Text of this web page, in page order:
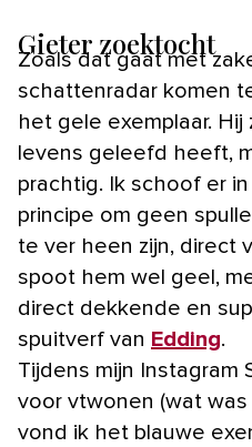
Gieter zoektocht
Zoals dat gaat met
schattenradar komen
het gele exemplaar.
levens geleefd heeft,
prachtig. Ik schoof er
principe om geen
te ver heen zijn, direct
spoot hem wel geel,
direct dekkende en
spuitverf van Edding.
Tijdens mijn Instagram
voor vtwonen (wat
vond ik het blauwe